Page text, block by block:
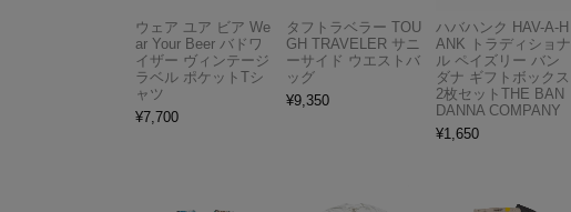
ウェア ユア ビア We
ar Your Beer バドワ
イザー ヴィンテージ
ラベル ポケットTシ
ャツ
¥7,700
タフトラベラー TOU
GH TRAVELER サニ
ーサイド ウエストバ
ッグ
¥9,350
ハバハンク HAV-A-H
ANK トラディショナ
ル ペイズリー バン
ダナ ギフトボックス
2枚セットTHE BAN
DANNA COMPANY
¥1,650